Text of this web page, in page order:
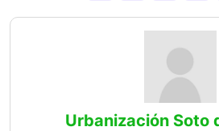
Urbanización Soto